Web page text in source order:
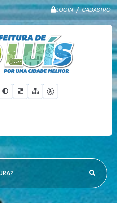
LOGIN / CADASTRO